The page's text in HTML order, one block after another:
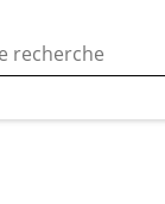
l’utilisation
sociaux.